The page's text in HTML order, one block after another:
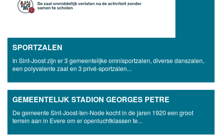
SPORTZALEN
In Sint-Joost zijn er 3 gemeentelijke omnisportzalen, diverse danszalen,
een polyvalente zaal en 3 privé-sportzalen...
GEMEENTELIJK STADION GEORGES PETRE
De gemeente Sint-Joost-ten-Node kocht in de jaren 1920 een groot
terrein aan in Evere om er openluchtklassen te...